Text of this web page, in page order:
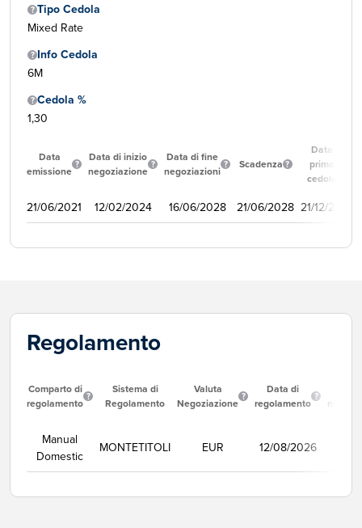
Tipo Cedola
Mixed Rate
Info Cedola
6M
Cedola %
1,30
Data
emissione
Data di inizio
negoziazione
Data di fine
negoziazioni
Scadenza
Data
prima
cedola
21/06/2021 12/02/2024 16/06/2028 21/06/2028 21/12/2021
Regolamento
Comparto di
regolamento
Sistema di
Regolamento
Valuta
Negoziazione
Data di
regolamento
Manual
Domestic
MONTETITOLI EUR 12/08/2026